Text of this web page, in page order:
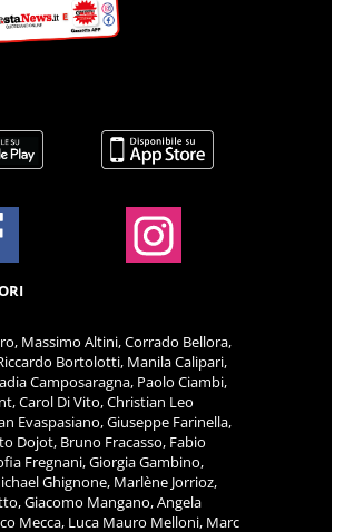
Massimo Altini, Corrado Bellora,
Bortolotti, Manila Calipari,
Camposaragna, Paolo Ciambi,
Carol Di Vito, Christian Leo
Evaspasiano, Giuseppe Farinella,
Dojot, Bruno Fracasso, Fabio
Fregnani, Giorgia Gambino,
Ghignone, Marlène Jorrioz,
Giacomo Mangano, Angela
Mecca, Luca Mauro Melloni, Marc